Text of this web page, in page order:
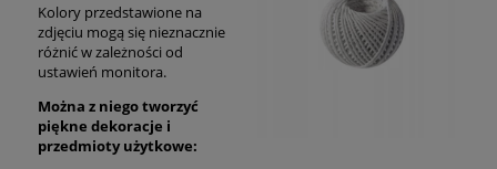
Kolory przedstawione na
zdjęciu mogą się nieznacznie
różnić w zależności od
ustawień monitora.
Można z niego tworzyć
piękne dekoracje i
przedmioty użytkowe: